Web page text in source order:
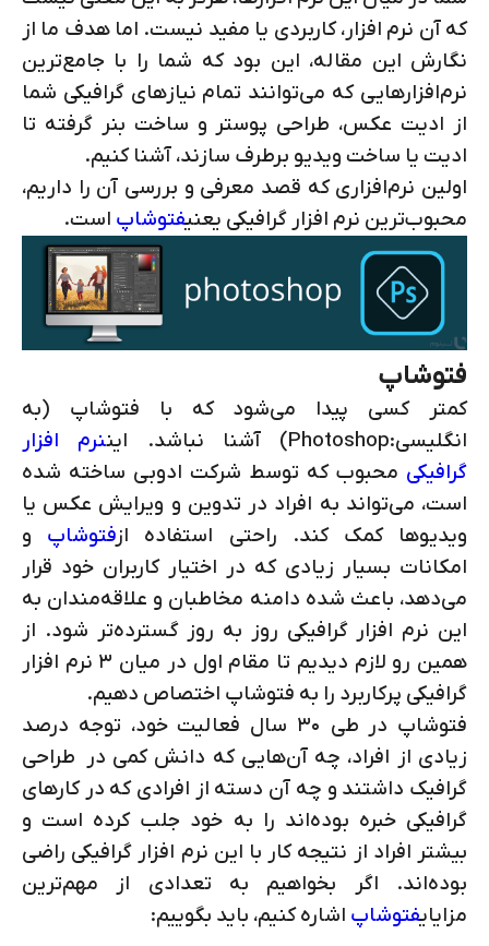
که آن نرم افزار، کاربردی یا مفید نیست. اما هدف ما از
نگارش این مقاله، این بود که شما را با جامع‌ترین
نرم‌افزارهایی که می‌توانند تمام نیازهای گرافیکی شما
از ادیت عکس، طراحی پوستر و ساخت بنر گرفته تا
ادیت یا ساخت ویدیو برطرف سازند، آشنا کنیم.
اولین نرم‌افزاری که قصد معرفی و بررسی آن را داریم،
محبوب‌ترین نرم افزار گرافیکی یعنیفتوشاپ است.
فتوشاپ
کمتر کسی پیدا می‌شود که با فتوشاپ (به
انگلیسی:Photoshop) آشنا نباشد. ایننرم افزار
گرافیکی محبوب که توسط شرکت ادوبی ساخته شده
است، می‌تواند به افراد در تدوین و ویرایش عکس یا
ویدیوها کمک کند. راحتی استفاده ازفتوشاپ و
امکانات بسیار زیادی که در اختیار کاربران خود قرار
می‌دهد، باعث شده دامنه مخاطبان و علاقه‌مندان به
این نرم افزار گرافیکی روز به روز گسترده‌تر شود. از
همین رو لازم دیدیم تا مقام اول در میان ۳ نرم افزار
گرافیکی پرکاربرد را به فتوشاپ اختصاص دهیم.
فتوشاپ در طی ۳۰ سال فعالیت خود، توجه درصد
زیادی از افراد، چه آن‌هایی که دانش کمی در طراحی
گرافیک داشتند و چه آن دسته از افرادی که در کارهای
گرافیکی خبره بوده‌اند را به خود جلب کرده است و
بیشتر افراد از نتیجه کار با این نرم افزار گرافیکی راضی
بوده‌اند. اگر بخواهیم به تعدادی از مهم‌ترین
مزایایفتوشاپ اشاره کنیم، باید بگوییم: